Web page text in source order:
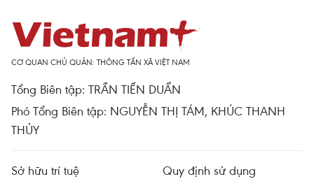
CƠ QUAN CHỦ QUẢN: THÔNG TẤN XÃ VIỆT NAM
Tổng Biên tập: TRẦN TIẾN DUẨN
Phó Tổng Biên tập: NGUYỄN THỊ TÁM, KHÚC THANH
THỦY
Sở hữu trí tuệ
Quy định sử dụng